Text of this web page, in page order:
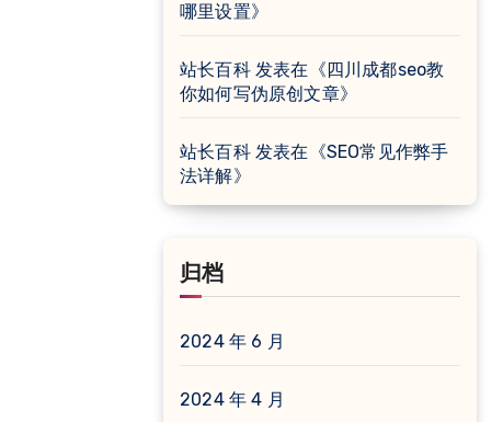
哪里设置》
站长百科发表在《四川成都seo教
你如何写伪原创文章》
站长百科发表在《SEO常见作弊手
法详解》
归档
2024 年 6 月
2024 年 4 月